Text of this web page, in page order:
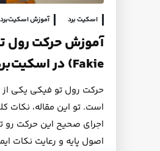
اسکیت برد آموزش اسکیت‌برد
Fakie) در اسکیت‌برد + ویدیو
حرکت رول تو فیکی یکی
است. تو این مقاله، نکات
اجرای صحیح این حرکت رو
اصول پایه و رعایت نکات